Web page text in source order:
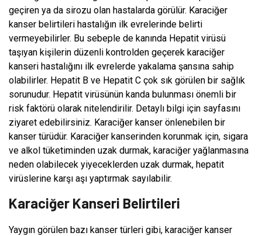
geçiren ya da sirozu olan hastalarda görülür. Karaciğer
kanser belirtileri hastalığın ilk evrelerinde belirti
vermeyebilirler. Bu sebeple de kanında Hepatit virüsü
taşıyan kişilerin düzenli kontrolden geçerek karaciğer
kanseri hastalığını ilk evrelerde yakalama şansına sahip
olabilirler. Hepatit B ve Hepatit C çok sık görülen bir sağlık
sorunudur. Hepatit virüsünün kanda bulunması önemli bir
risk faktörü olarak nitelendirilir. Detaylı bilgi için sayfasını
ziyaret edebilirsiniz. Karaciğer kanser önlenebilen bir
kanser türüdür. Karaciğer kanserinden korunmak için, sigara
ve alkol tüketiminden uzak durmak, karaciğer yağlanmasına
neden olabilecek yiyeceklerden uzak durmak, hepatit
virüslerine karşı aşı yaptırmak sayılabilir.
Karaciğer Kanseri Belirtileri
Yaygın görülen bazı kanser türleri gibi, karaciğer kanser